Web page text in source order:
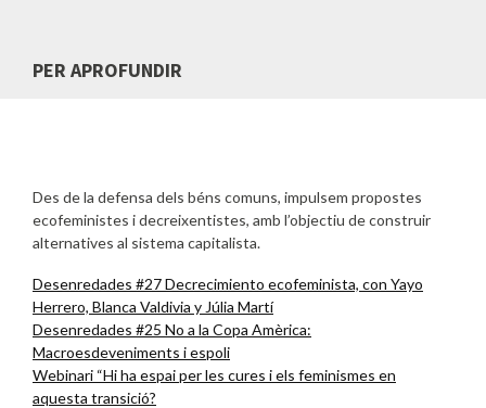
PER APROFUNDIR
Des de la defensa dels béns comuns, impulsem propostes
ecofeministes i decreixentistes, amb l’objectiu de construir
alternatives al sistema capitalista.
Desenredades #27 Decrecimiento ecofeminista, con Yayo
Herrero, Blanca Valdivia y Júlia Martí
Desenredades #25 No a la Copa Amèrica:
Macroesdeveniments i espoli
Webinari “Hi ha espai per les cures i els feminismes en
aquesta transició?